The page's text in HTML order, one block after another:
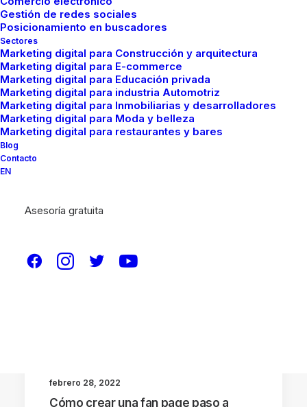
Gestión de redes sociales
Posicionamiento en buscadores
Sectores
Marketing digital para Construcción y arquitectura
Marketing digital para E-commerce
Marketing digital para Educación privada
Marketing digital para industria Automotriz
Marketing digital para Inmobiliarias y desarrolladores
Marketing digital para Moda y belleza
Marketing digital para restaurantes y bares
Blog
Contacto
EN
Asesoría gratuita
febrero 28, 2022
Cómo crear una fan page paso a